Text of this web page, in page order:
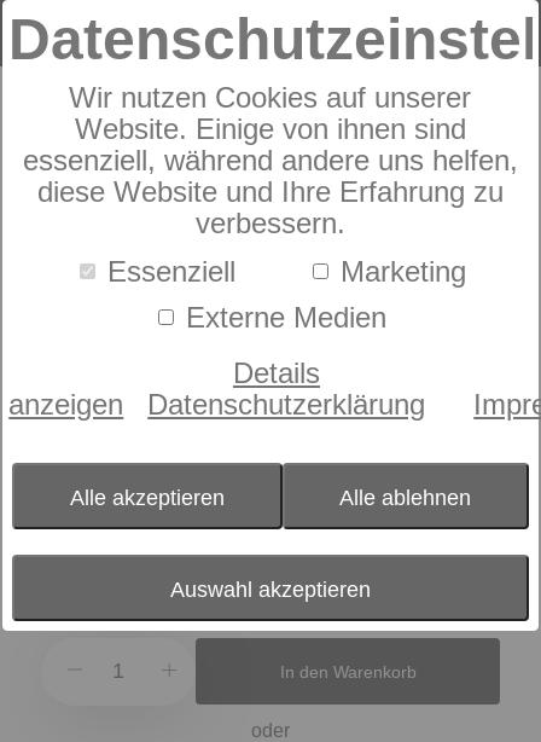
Wir nutzen Cookies auf unserer
Website. Einige von ihnen sind
essenziell, während andere uns helfen,
diese Website und Ihre Erfahrung zu
verbessern.
Essenziell
Marketing
Externe Medien
Details
anzeigen
Datenschutzerklärung
Alle akzeptieren Alle ablehnen
Auswahl akzeptieren
Herding Sleeping little bear
Preis: 29,95 €
Versand
In den Warenkorb
oder